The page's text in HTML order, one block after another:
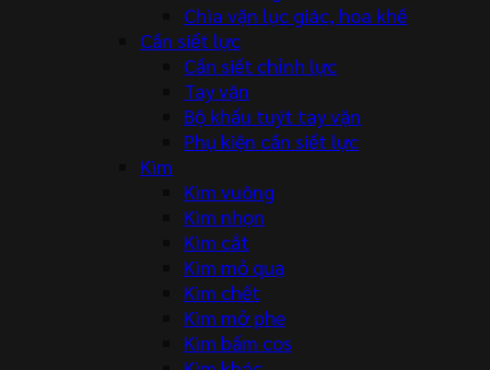
Chìa vặn lục giác, hoa khế
Cần siết lực
Cần siết chỉnh lực
Tay vặn
Bộ khẩu tuýt tay vặn
Phụ kiện cần siết lực
Kìm
Kìm vuông
Kìm nhọn
Kìm cắt
Kìm mỏ quạ
Kìm chết
Kìm mở phe
Kìm bấm cos